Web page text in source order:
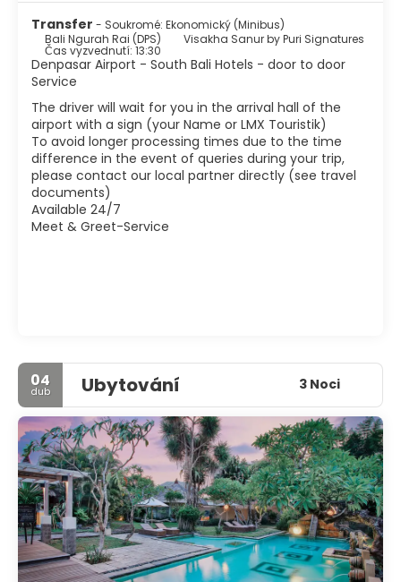
není tak integrovaný, takže zapomeňte na to, že najdete
pěkný trh nebo chrám na každém rohu.
Transfer - Soukromé: Ekonomický (Minibus)
Bali Ngurah Rai (DPS)
Visakha Sanur by Puri Signatures
Čas vyzvednutí: 13:30
Denpasar Airport - South Bali Hotels - door to door
Service
The driver will wait for you in the arrival hall of the
airport with a sign (your Name or LMX Touristik)
To avoid longer processing times due to the time
difference in the event of queries during your trip,
please contact our local partner directly (see travel
documents)
Available 24/7
Meet & Greet-Service
04
dub Ubytování 3 Noci